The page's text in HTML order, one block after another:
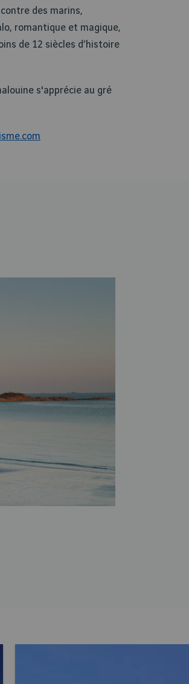
des marins,
romantique et magique,
de 12 siècles d’histoire
s'apprécie au gré